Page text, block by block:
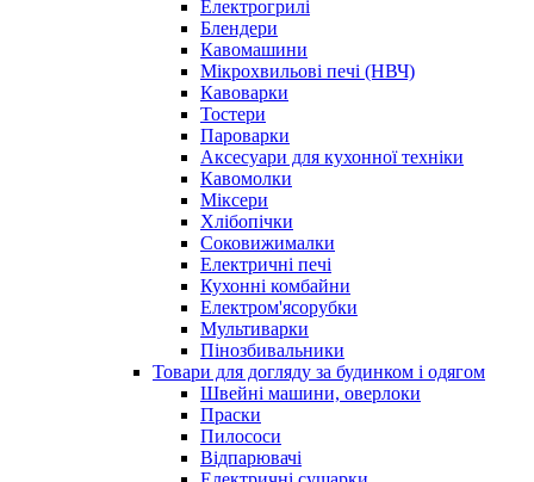
Електрогрилі
Блендери
Кавомашини
Мікрохвильові печі (НВЧ)
Кавоварки
Тостери
Пароварки
Аксесуари для кухонної техніки
Кавомолки
Міксери
Хлібопічки
Соковижималки
Електричні печі
Кухонні комбайни
Електром'ясорубки
Мультиварки
Пінозбивальники
Товари для догляду за будинком і одягом
Швейні машини, оверлоки
Праски
Пилососи
Відпарювачі